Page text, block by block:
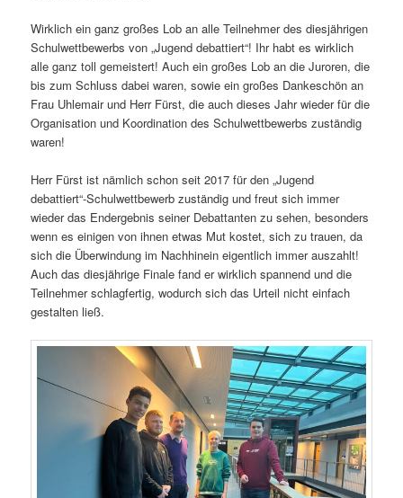
Wirklich ein ganz großes Lob an alle Teilnehmer des diesjährigen
Schulwettbewerbs von „Jugend debattiert“! Ihr habt es wirklich
alle ganz toll gemeistert! Auch ein großes Lob an die Juroren, die
bis zum Schluss dabei waren, sowie ein großes Dankeschön an
Frau Uhlemair und Herr Fürst, die auch dieses Jahr wieder für die
Organisation und Koordination des Schulwettbewerbs zuständig
waren!
Herr Fürst ist nämlich schon seit 2017 für den „Jugend
debattiert“-Schulwettbewerb zuständig und freut sich immer
wieder das Endergebnis seiner Debattanten zu sehen, besonders
wenn es einigen von ihnen etwas Mut kostet, sich zu trauen, da
sich die Überwindung im Nachhinein eigentlich immer auszahlt!
Auch das diesjährige Finale fand er wirklich spannend und die
Teilnehmer schlagfertig, wodurch sich das Urteil nicht einfach
gestalten ließ.